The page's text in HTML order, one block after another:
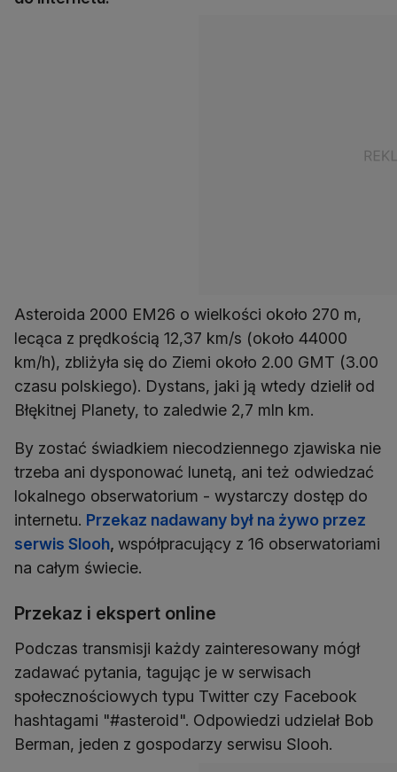
Asteroida 2000 EM26 o wielkości około 270 m,
lecąca z prędkością 12,37 km/s (około 44000
km/h), zbliżyła się do Ziemi około 2.00 GMT (3.00
czasu polskiego). Dystans, jaki ją wtedy dzielił od
Błękitnej Planety, to zaledwie 2,7 mln km.
By zostać świadkiem niecodziennego zjawiska nie
trzeba ani dysponować lunetą, ani też odwiedzać
lokalnego obserwatorium - wystarczy dostęp do
internetu. Przekaz nadawany był na żywo przez
serwis Slooh, współpracujący z 16 obserwatoriami
na całym świecie.
Przekaz i ekspert online
Podczas transmisji każdy zainteresowany mógł
zadawać pytania, tagując je w serwisach
społecznościowych typu Twitter czy Facebook
hashtagami "#asteroid". Odpowiedzi udzielał Bob
Berman, jeden z gospodarzy serwisu Slooh.